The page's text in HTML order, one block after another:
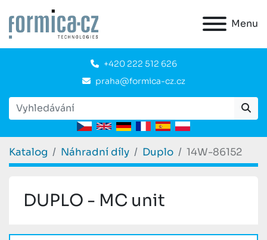
Menu
+420 222 512 626
praha@formica-cz.cz
Katalog Náhradní díly Duplo 14W-86152
DUPLO - MC unit